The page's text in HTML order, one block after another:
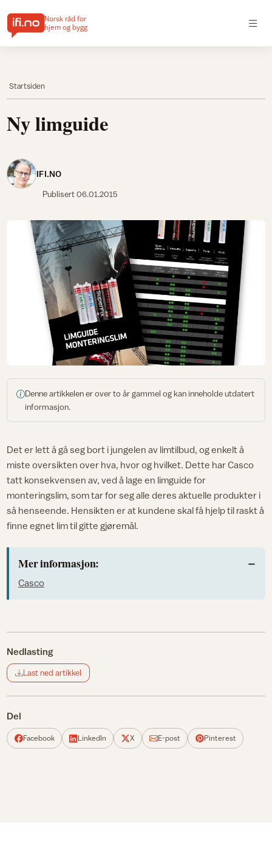
Norsk råd for
hjem og bygg
Startsiden
Ny limguide
IFI.NO
Publisert06.01.2015
Denne artikkelen er over to år gammel og kan inneholde utdatert
informasjon.
Det er lett å gå seg bort i jungelen av limtilbud, og enkelt å
miste oversikten over hva, hvor og hvilket. Dette har Casco
tatt konsekvensen av, ved å lage en limguide for
monteringslim, som tar for seg alle deres aktuelle produkter i
så henseende. Hensikten er at kundene skal få hjelp til raskt å
finne egnet lim til gitte gjøremål.
Mer informasjon:
Casco
Nedlasting
Last ned artikkel
Del
Facebook LinkedIn X E-post Pinterest